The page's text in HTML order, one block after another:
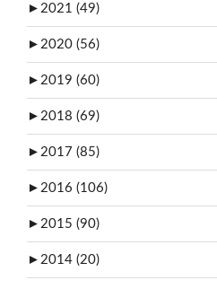
► 2021 (49)
► 2020 (56)
► 2019 (60)
► 2018 (69)
► 2017 (85)
► 2016 (106)
► 2015 (90)
► 2014 (20)